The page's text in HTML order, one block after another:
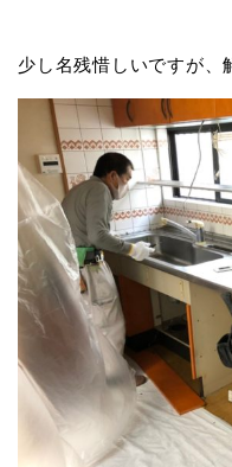
少し名残惜しいですが、